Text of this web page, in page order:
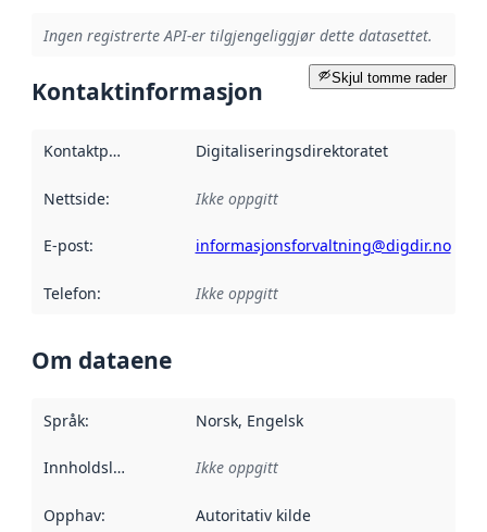
Ingen registrerte API-er tilgjengeliggjør dette datasettet.
Skjul tomme rader
Kontaktinformasjon
Kontaktpunkt Digitaliseringsdirektoratet
Nettside: Ikke oppgitt
E-post: informasjonsforvaltning@digdir.no
Telefon: Ikke oppgitt
Om dataene
Språk: Norsk, Engelsk
Innholdsleverandører :
Ikke oppgitt
Opphav: Autoritativ kilde